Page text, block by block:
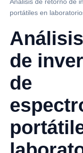
portátiles en
de
de